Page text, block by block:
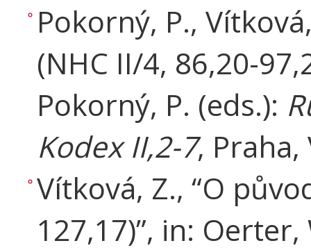
Pokorný, P.,
(NHC II/4, 86,20-
Pokorný, P. (eds.):
Kodex II,2-7, Praha,
Vítková, Z., “O
127,17)”, in: